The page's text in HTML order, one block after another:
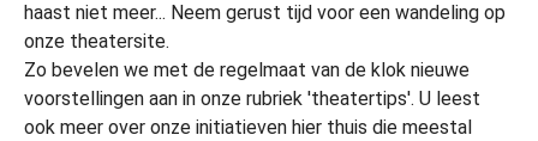
haast niet meer... Neem gerust tijd voor een wandeling op
onze theatersite.
Zo bevelen we met de regelmaat van de klok nieuwe
voorstellingen aan in onze rubriek 'theatertips'. U leest
ook meer over onze initiatieven hier thuis die meestal